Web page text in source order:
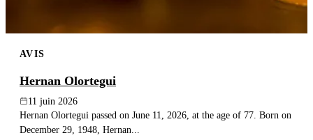
AVIS
Hernan Olortegui
11 juin 2026
Hernan Olortegui passed on June 11, 2026, at the age of 77. Born on
December 29, 1948, Hernan...